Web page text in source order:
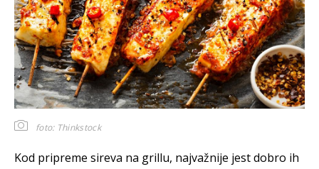
foto: Thinkstock
Kod pripreme sireva na grillu, najvažnije jest dobro ih